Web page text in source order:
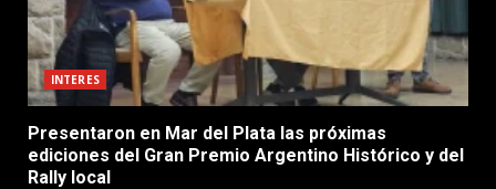
INTERES
Presentaron en Mar del Plata las próximas
ediciones del Gran Premio Argentino Histórico y del
Rally local